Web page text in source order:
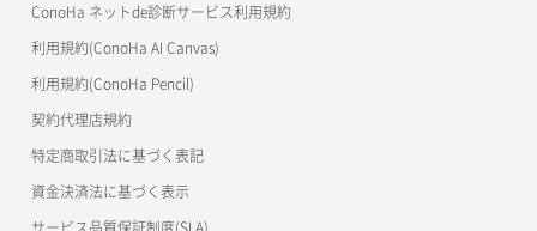
ConoHa ネットde診断サービス利用規約
利用規約(ConoHa AI Canvas)
利用規約(ConoHa Pencil)
契約代理店規約
特定商取引法に基づく表記
資金決済法に基づく表示